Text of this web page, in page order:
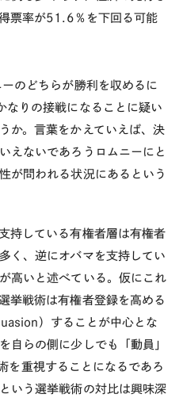
票率が51.6％を下回る可能
のどちらが勝利を収めるに
りの接戦になることに疑い
か。言葉をかえていえば、決
えないであろうロムニーにと
が問われる状況にあるという
持している有権者層は有権者
く、逆にオバマを支持してい
高いと述べている。仮にこれ
挙戦術は有権者登録を高める
）することが中心とな
自らの側に少しでも「動員」
を重視することになるであろ
いう選挙戦術の対比は興味深